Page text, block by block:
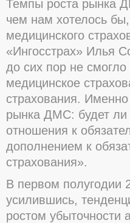
Темпы роста рынка
чем нам хотелось
медицинского
«Ингосстрах» Илья
до сих пор не смогло
медицинское
страхования.
рынка ДМС: будет
отношения к
дополнением к
страхования».
В первом полугодии
усилившись,
ростом убыточности